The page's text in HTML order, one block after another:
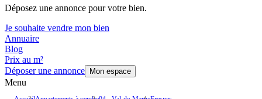
Déposez une annonce pour votre bien.
Je souhaite vendre mon bien
Annuaire
Blog
Prix au m²
Déposer une annonce
Mon espace
Menu